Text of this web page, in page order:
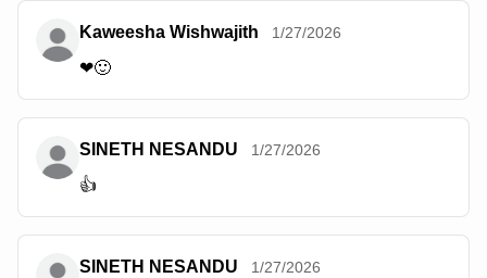
Kaweesha Wishwajith 1/27/2026
❤🙂
SINETH NESANDU 1/27/2026
👍
SINETH NESANDU 1/27/2026